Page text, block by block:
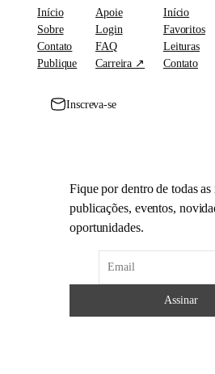
Início
Sobre
Contato
Publique
Apoie
Login
FAQ
Carreira ↗
Início
Favoritos
Leituras
Contato
Inscreva-se
Fique por dentro de todas as
publicações, eventos,
oportunidades.